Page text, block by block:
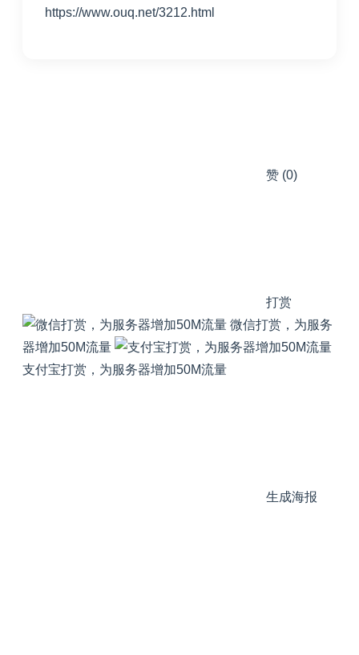
https://www.ouq.net/3212.html
赞 (0)
打赏
微信打赏，为服务
器增加50M流量
支付宝打赏，为服务器增加50M流量
生成海报